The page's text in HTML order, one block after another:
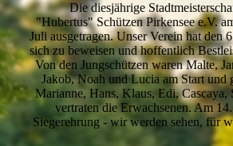
Die diesjährige
"Hubertus" Schützen Pirkensee e.V.
Juli ausgetragen. Unser Verein hat den
sich zu beweisen und hoffentlich
Von den Jungschützen waren Malte,
Jakob, Noah und Lucia am Start und
Marianne, Hans, Klaus, Edi, Cascaya,
vertraten die Erwachsenen. Am
Siegerehrung - wir werden sehen, für